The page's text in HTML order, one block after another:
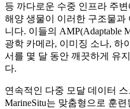
등 까다로운 수중 인프라 주
해양 생물이 이러한 구조물
니다. 이들의 AMP(Adaptable
광학 카메라, 이미징 소나, 하
서를 몇 달 동안 깨끗하게 유
다.
연속적인 다중 모달 데이터
MarineSitu는 맞춤형으로 훈